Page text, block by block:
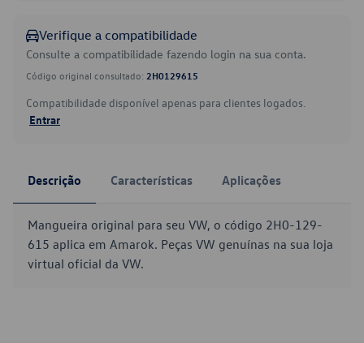
Verifique a compatibilidade
Consulte a compatibilidade fazendo login na sua conta.
Código original consultado: 2H0129615
Compatibilidade disponível apenas para clientes logados.
Entrar
Descrição Características Aplicações
Mangueira original para seu VW, o código 2H0-129-
615 aplica em Amarok. Peças VW genuínas na sua loja
virtual oficial da VW.